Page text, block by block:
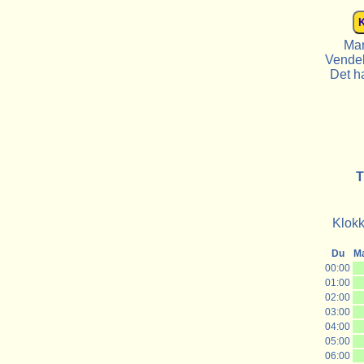
Det
Du
00:00
01:00
02:00
03:00
04:00
05:00
06:00